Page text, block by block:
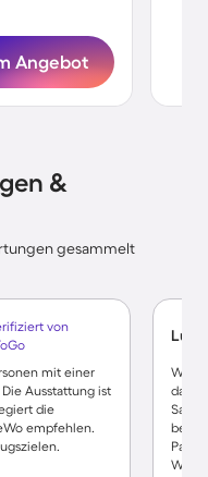
Angebot
&
gesammelt
von
mit einer
Ausstattung ist
die
empfehlen.
Luis
Wir
da,
Safe,